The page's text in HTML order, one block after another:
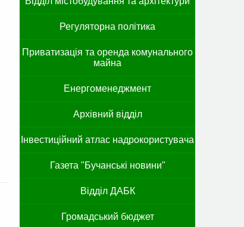
Регуляторна політика
Приватизація та оренда комунального
майна
Енергоменеджмент
Архівний відділ
Інвестиційний атлас надрокористувача
Газета "Бучанські новини"
Відділ ДАБК
Громадський бюджет